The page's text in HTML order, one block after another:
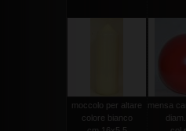
moccolo per altare
colore bianco
mensa